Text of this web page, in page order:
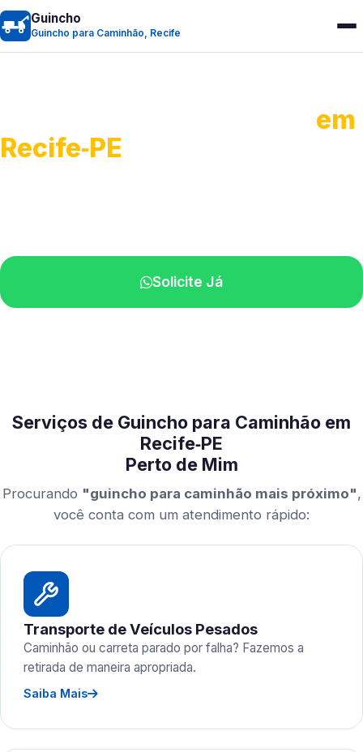
Guincho
Guincho para Caminhão, Recife
em
Recife‑PE
Solicite Já
Serviços de Guincho para Caminhão em
Recife‑PE
Perto de Mim
Procurando "guincho para caminhão mais próximo",
você conta com um atendimento rápido:
Transporte de Veículos Pesados
Caminhão ou carreta parado por falha? Fazemos a
retirada de maneira apropriada.
Saiba Mais